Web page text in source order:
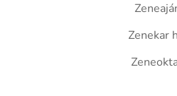
Zenekar